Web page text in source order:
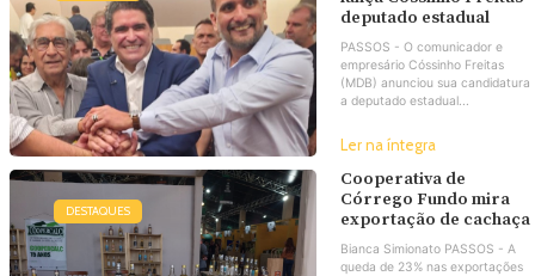
deputado estadual
PASSOS - O comunicador e
empresário Cóssinho Freitas
(MDB) anunciou sua candidatura
a deputado estadual...
Ler na íntegra
DESTAQUES
Cooperativa de
Córrego Fundo mira
exportação de cachaça
Bianca Simionato PASSOS - A
queda de 23% nas exportações